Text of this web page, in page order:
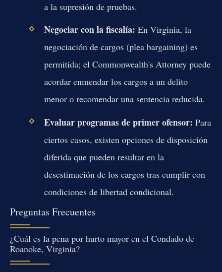
a la supresión de pruebas.
Negociar con la fiscalía: En Virginia, la
negociación de cargos (plea bargaining) es
permitida; el Commonwealth's Attorney puede
acordar enmendar los cargos a un delito
menor o recomendar una sentencia reducida.
Evaluar programas de primer ofensor: Para
ciertos casos, existen opciones de disposición
diferida que pueden resultar en la
desestimación de los cargos tras cumplir con
condiciones de libertad condicional.
Preguntas Frecuentes
¿Cuál es la pena por hurto mayor en el Condado de
Roanoke, Virginia?